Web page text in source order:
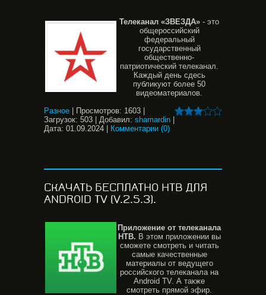
Телеканал «ЗВЕЗДА» - это
общероссийский
федеральный
государственный
общественно-
патриотический телеканал.
Каждый день сдесь
публикуют более 50
видеоматериалов.
Разное
Просмотров: 1603
Загрузок: 503 Добавил: shamardin
Дата: 01.09.2024 Комментарии (0)
СКАЧАТЬ БЕСПЛАТНО НТВ ДЛЯ
ANDROID TV (V.2.5.3).
Приложение от телеканала
НТВ. В этом приложении вы
сможете смотреть и читать
самые качественные
материалы от ведущего
российского телеканала на
Android TV. А также
смотреть прямой эфир.